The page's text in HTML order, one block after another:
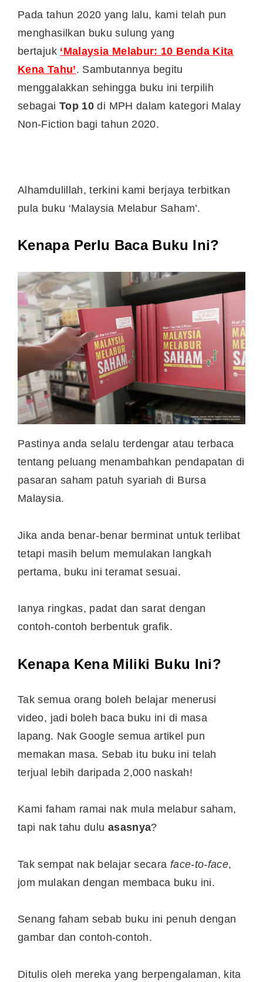
Pada tahun 2020 yang lalu, kami telah pun
menghasilkan buku sulung yang
bertajuk ‘Malaysia Melabur: 10 Benda Kita
Kena Tahu’. Sambutannya begitu
menggalakkan sehingga buku ini terpilih
sebagai Top 10 di MPH dalam kategori Malay
Non-Fiction bagi tahun 2020.
Alhamdulillah, terkini kami berjaya terbitkan
pula buku ‘Malaysia Melabur Saham’.
Kenapa Perlu Baca Buku Ini?
Pastinya anda selalu terdengar atau terbaca
tentang peluang menambahkan pendapatan di
pasaran saham patuh syariah di Bursa
Malaysia.
Jika anda benar-benar berminat untuk terlibat
tetapi masih belum memulakan langkah
pertama, buku ini teramat sesuai.
Ianya ringkas, padat dan sarat dengan
contoh-contoh berbentuk grafik.
Kenapa Kena Miliki Buku Ini?
Tak semua orang boleh belajar menerusi
video, jadi boleh baca buku ini di masa
lapang. Nak Google semua artikel pun
memakan masa. Sebab itu buku ini telah
terjual lebih daripada 2,000 naskah!
Kami faham ramai nak mula melabur saham,
tapi nak tahu dulu asasnya?
Tak sempat nak belajar secara face-to-face,
jom mulakan dengan membaca buku ini.
Senang faham sebab buku ini penuh dengan
gambar dan contoh-contoh.
Ditulis oleh mereka yang berpengalaman, kita